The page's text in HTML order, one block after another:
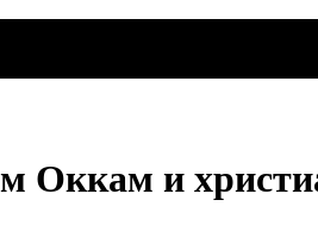
Оккам и